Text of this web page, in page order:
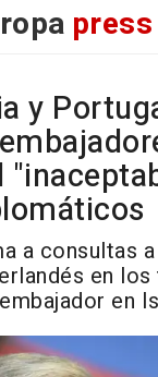
press
y
a consultas
en
en